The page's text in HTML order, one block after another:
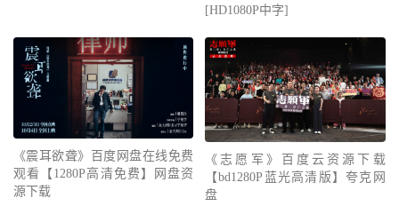
[HD1080P中字]
《震耳欲聋》百度网盘在线免费
观看【1280P高清免费】网盘资
源下载
《志愿军》百度云资源下载
【bd1280P蓝光高清版】夸克网
盘